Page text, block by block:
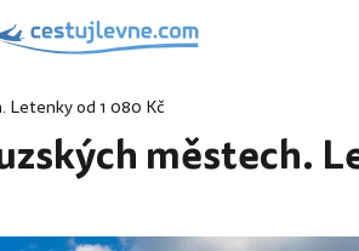
Letenky od 1 080 Kč
městech.